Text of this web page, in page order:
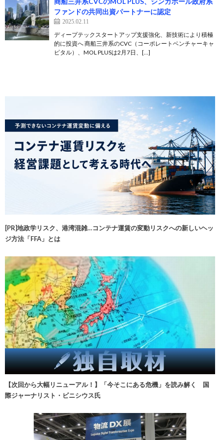
ファンドの共同出資パートナーに認定
2025.02.11
ディープテックスタートアップ支援強化、新技術により積極
的に投資へ 商船三井系のCVC（コーポレートベンチャーキャ
ピタル）、MOL PLUSは2月7日、[…]
[PR]地政学リスク、港湾混雑…コンテナ運賃の変動リスクへの新しいヘッ
ジ方法「FFA」とは
【次回から大幅リニューアル！】「今そこにある危機」を読み解く 国
際ジャーナリスト・ビニシウス氏